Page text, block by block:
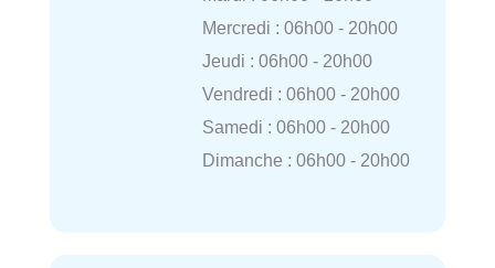
Mercredi : 06h00 - 20h00
Jeudi : 06h00 - 20h00
Vendredi : 06h00 - 20h00
Samedi : 06h00 - 20h00
Dimanche : 06h00 - 20h00